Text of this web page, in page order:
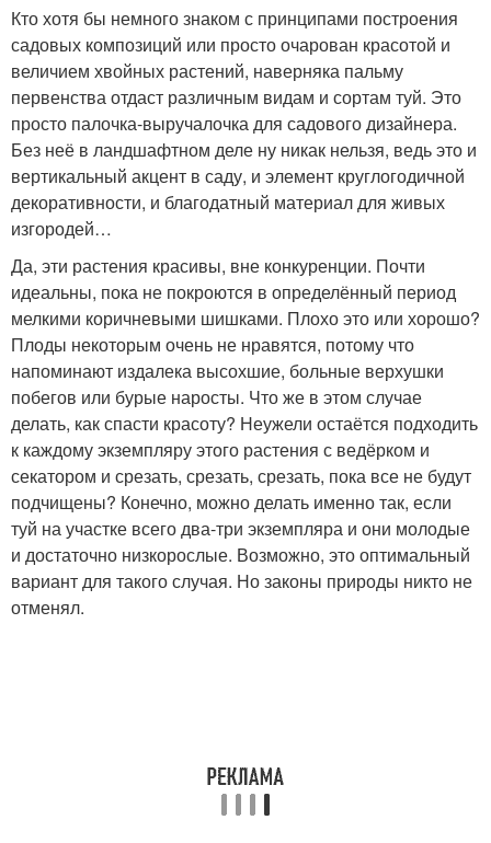
Кто хотя бы немного знаком с принципами построения
садовых композиций или просто очарован красотой и
величием хвойных растений, наверняка пальму
первенства отдаст различным видам и сортам туй. Это
просто палочка-выручалочка для садового дизайнера.
Без неё в ландшафтном деле ну никак нельзя, ведь это и
вертикальный акцент в саду, и элемент круглогодичной
декоративности, и благодатный материал для живых
изгородей…
Да, эти растения красивы, вне конкуренции. Почти
идеальны, пока не покроются в определённый период
мелкими коричневыми шишками. Плохо это или хорошо?
Плоды некоторым очень не нравятся, потому что
напоминают издалека высохшие, больные верхушки
побегов или бурые наросты. Что же в этом случае
делать, как спасти красоту? Неужели остаётся подходить
к каждому экземпляру этого растения с ведёрком и
секатором и срезать, срезать, срезать, пока все не будут
подчищены? Конечно, можно делать именно так, если
туй на участке всего два-три экземпляра и они молодые
и достаточно низкорослые. Возможно, это оптимальный
вариант для такого случая. Но законы природы никто не
отменял.